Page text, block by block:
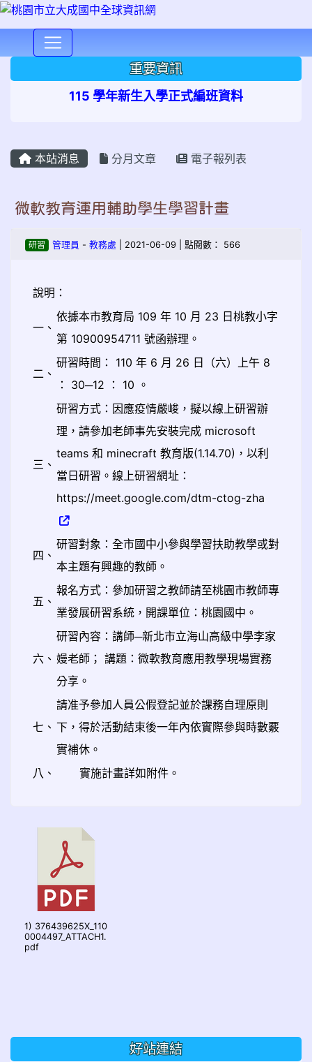
重要資訊
115 學年新生入學正式編班資料
本站消息 分月文章 電子報列表
微軟教育運用輔助學生學習計畫
研習 管理員 - 教務處 | 2021-06-09 | 點閱數： 566
說明：
一、
依據本市教育局 109 年 10 月 23 日桃教小字
第 10900954711 號函辦理。
二、
研習時間： 110 年 6 月 26 日（六）上午 8
： 30─12 ： 10 。
三、
研習方式：因應疫情嚴峻，擬以線上研習辦
理，請參加老師事先安裝完成 microsoft
teams 和 minecraft 教育版(1.14.70)，以利
當日研習。線上研習網址：
https://meet.google.com/dtm-ctog-zha
四、
研習對象：全市國中小參與學習扶助教學或對
本主題有興趣的教師。
五、
報名方式：參加研習之教師請至桃園市教師專
業發展研習系統，開課單位：桃園國中。
六、
研習內容：講師─新北市立海山高級中學李家
嫚老師； 講題：微軟教育應用教學現場實務
分享。
七、
請准予參加人員公假登記並於課務自理原則
下，得於活動結束後一年內依實際參與時數覈
實補休。
八、
實施計畫詳如附件。
1) 376439625X_110
0004497_ATTACH1.
pdf
好站連結